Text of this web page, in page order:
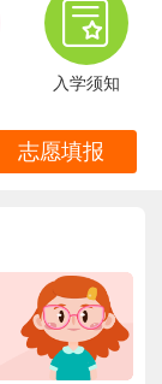
入学须知
志愿填报
在线报名
在线报名